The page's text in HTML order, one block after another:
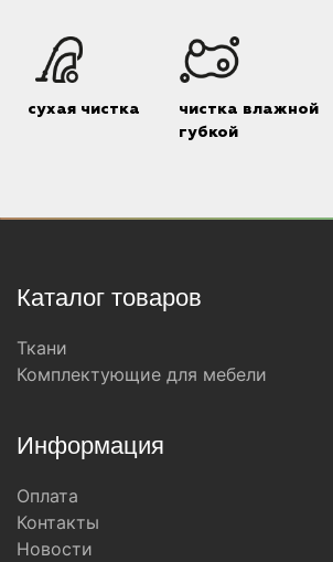
сухая чистка
чистка влажной
губкой
Каталог товаров
Ткани
Комплектующие для мебели
Информация
Оплата
Контакты
Новости